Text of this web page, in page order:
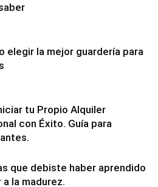
elegir la mejor guardería para
tu Propio Alquiler
con Éxito. Guía para
que debiste haber aprendido
a la madurez.